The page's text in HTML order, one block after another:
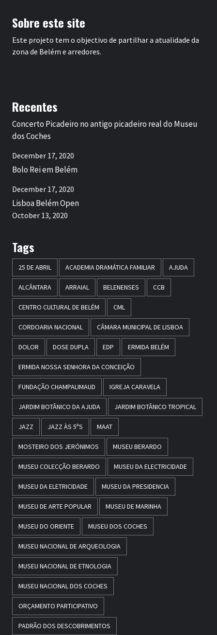
Sobre este site
Este projeto tem o objectivo de partilhar a atualidade da
zona de Belém e arredores.
Recentes
Concerto Picadeiro no antigo picadeiro real do Museu
dos Coches
December 17, 2020
Bolo Rei em Belém
December 17, 2020
Lisboa Belém Open
October 13, 2020
Tags
25 DE ABRIL ACADEMIA DRAMÁTICA FAMILIAR AJUDA
ALCÂNTARA ARRAIAL BELENENSES CCB
CENTRO CULTURAL DE BELÉM CML
CORDOARIA NACIONAL CÂMARA MUNICIPAL DE LISBOA
DOLOR DOSE DUPLA EDP ERMIDA BELÉM
ERMIDA NOSSA SENHORA DA CONCEIÇÃO
FUNDAÇÃO CHAMPALIMAUD IGREJA CARAVELA
JARDIM BOTÂNICO DA AJUDA JARDIM BOTÂNICO TROPICAL
JAZZ JAZZ ÀS 5ªS MAAT
MOSTEIRO DOS JERÓNIMOS MUSEU BERARDO
MUSEU COLECÇÃO BERARDO MUSEU DA ELECTRICIDADE
MUSEU DA ELETRICIDADE MUSEU DA PRESIDENCIA
MUSEU DE ARTE POPULAR MUSEU DE MARINHA
MUSEU DO ORIENTE MUSEU DOS COCHES
MUSEU NACIONAL DE ARQUEOLOGIA
MUSEU NACIONAL DE ETNOLOGIA
MUSEU NACIONAL DOS COCHES
ORÇAMENTO PARTICIPATIVO
PADRÃO DOS DESCOBRIMENTOS